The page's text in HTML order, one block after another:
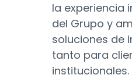
la experiencia
del Grupo y
soluciones de
tanto para
institucionales.